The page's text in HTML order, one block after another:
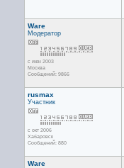
Ware
Модератор
с июн 2003
Москва
Сообщений: 9866
rusmax
Участник
с окт 2006
Хабаровск
Сообщений: 880
Ware